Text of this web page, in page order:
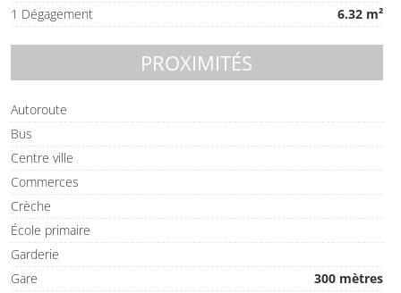
1 Dégagement 6.32 m²
PROXIMITÉS
Autoroute
Bus
Centre ville
Commerces
Crèche
École primaire
Garderie
Gare
300 mètres